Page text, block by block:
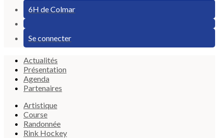
6H de Colmar
Se connecter
Actualités
Présentation
Agenda
Partenaires
Artistique
Course
Randonnée
Rink Hockey